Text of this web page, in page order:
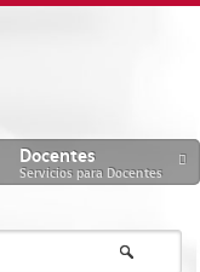
Docentes
Servicios para Docentes